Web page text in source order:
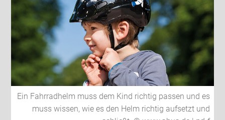
Ein Fahrradhelm muss dem Kind richtig passen und es
muss wissen, wie es den Helm richtig aufsetzt und